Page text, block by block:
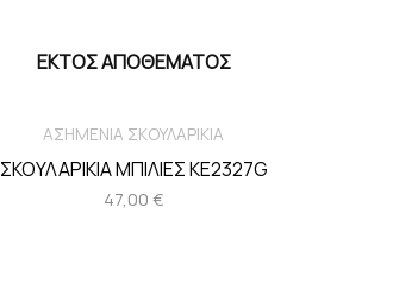
ΕΚΤΌΣ ΑΠΟΘΈΜΑΤΟΣ
ΑΣΗΜΕΝΙΑ ΣΚΟΥΛΑΡΙΚΙΑ
ΣΚΟΥΛΑΡΙΚΙΑ ΜΠΙΛΙΕΣ KE2327G
47,00 €